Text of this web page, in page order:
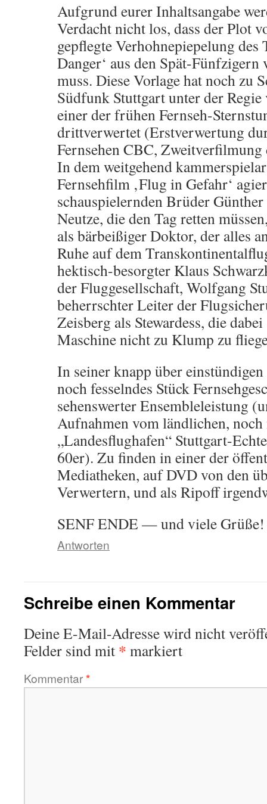
Aufgrund eurer Inhaltsangabe
Verdacht nicht los, dass der Plot
gepflegte Verhohnepiepelung
Danger‘ aus den Spät-
muss. Diese Vorlage hat noch zu
Südfunk Stuttgart unter der
einer der frühen Fernseh-
drittverwertet (Erstverwertung
Fernsehen CBC,
In dem weitgehend
Fernsehfilm ‚Flug in Gefahr‘
schauspielernden Brüder
Neutze, die den Tag retten
als bärbeißiger Doktor, der alles
Ruhe auf dem
hektisch-besorgter Klaus
der Fluggesellschaft, Wolfgang
beherrschter Leiter der
Zeisberg als Stewardess, die
Maschine nicht zu Klump zu
In seiner knapp über
noch fesselndes Stück
sehenswerter Ensembleleistung
Aufnahmen vom ländlichen,
„Landesflughafen“ Stuttgart-
60er). Zu finden in einer der
Mediatheken, auf DVD von den
Verwertern, und als Ripoff
SENF ENDE — und viele Grüße!
Antworten
Schreibe einen Kommentar
Deine E-Mail-Adresse wird nicht
Felder sind mit * markiert
Kommentar*